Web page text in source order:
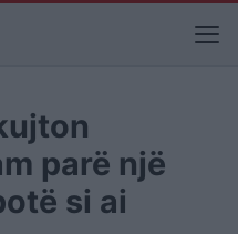
parë një
si ai